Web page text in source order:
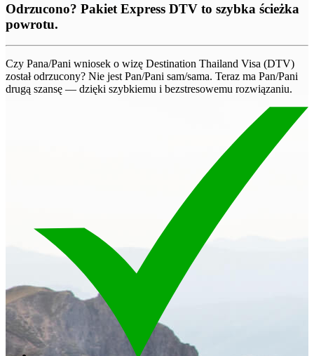
Odrzucono? Pakiet Express DTV to szybka ścieżka
powrotu.
Czy Pana/Pani wniosek o wizę Destination Thailand Visa (DTV)
został odrzucony? Nie jest Pan/Pani sam/sama. Teraz ma Pan/Pani
drugą szansę — dzięki szybkiemu i bezstresowemu rozwiązaniu.